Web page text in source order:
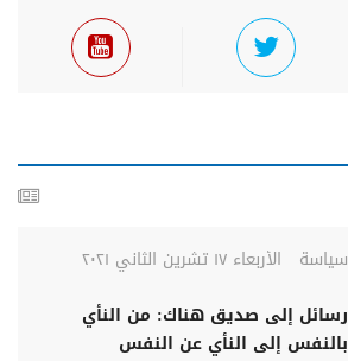
سياسة
الأربعاء ١٧ تشرين الثاني ٢٠٢١
رسائل إلى صديق هناك: من النأي
بالنفس إلى النأي عن النفس